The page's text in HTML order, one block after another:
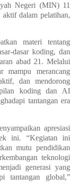
Negeri (MIN) 11
dalam pelatihan,
materi tentang
dasar koding, dan
abad 21. Melalui
mampu merancang
dan mendorong
koding dan AI
tantangan era
apresiasi
ini. “Kegiatan ini
mutu pendidikan
teknologi
generasi yang
tantangan global,”